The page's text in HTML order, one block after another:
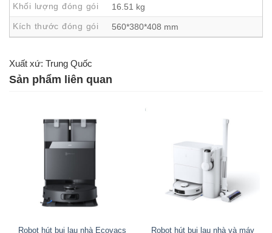
bụi là tóc và lông thú cưng bị quấn vào chổi. Deebot X9
Pro Omni triệt để khắc phục nhờ:
Chổi cạnh ARClean thiết kế dạng xoắn ốc, lông chổi
Chổi chính tự gỡ rối với 3 dải chữ V 45 độ
Không cần tháo rối thủ công
rảnh tay.
Khối lượng đóng gói
16.51 kg
Kích thước đóng gói
560*380*408 mm
Xuất xứ: Trung Quốc
Sản phẩm liên quan
Robot hút bụi lau nhà Ecovacs
Robot hút bụi lau nhà và máy